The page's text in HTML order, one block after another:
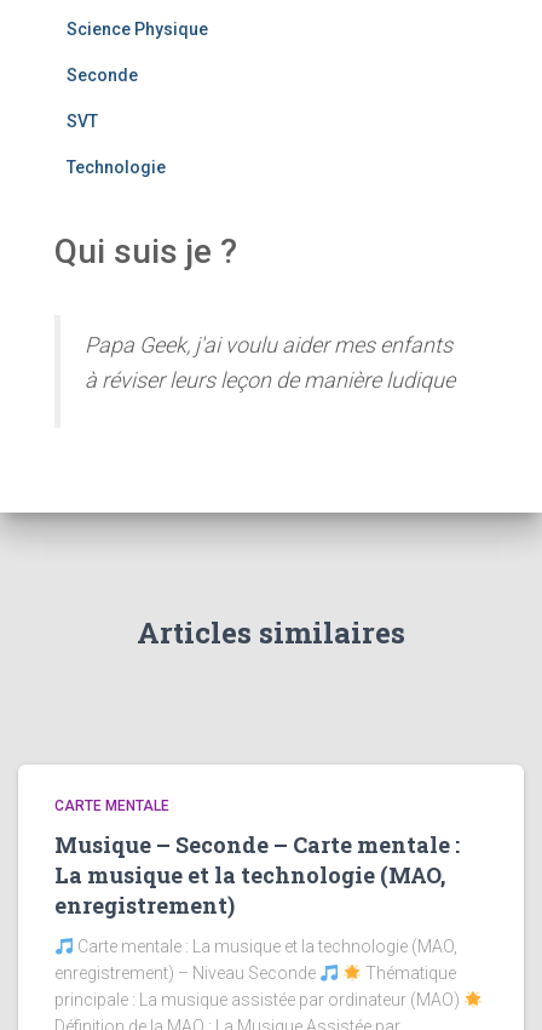
Science Physique
Seconde
SVT
Technologie
Qui suis je ?
Papa Geek, j'ai voulu aider mes enfants
à réviser leurs leçon de manière ludique
Articles similaires
CARTE MENTALE
Musique – Seconde – Carte mentale :
La musique et la technologie (MAO,
enregistrement)
Carte mentale : La musique et la technologie (MAO,
enregistrement) – Niveau Seconde
Thématique
principale : La musique assistée par ordinateur (MAO)